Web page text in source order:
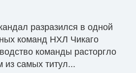
разразился в одной
команд НХЛ Чикаго
команды расторгло
из самых титул...